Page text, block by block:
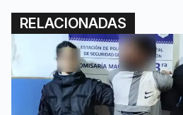
RELACIONADAS